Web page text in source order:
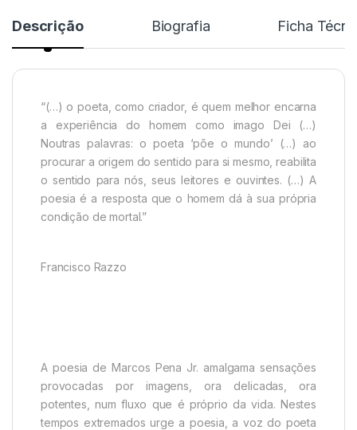
Descrição Biografia Ficha
“(…) o poeta, como criador, é quem melhor encarna
a experiência do homem como imago Dei (…)
Noutras palavras: o poeta ‘põe o mundo’ (…) ao
procurar a origem do sentido para si mesmo, reabilita
o sentido para nós, seus leitores e ouvintes. (…) A
poesia é a resposta que o homem dá à sua própria
condição de mortal.”
Francisco Razzo
A poesia de Marcos Pena Jr. amalgama sensações
provocadas por imagens, ora delicadas, ora
potentes, num fluxo que é próprio da vida. Nestes
tempos extremados urge a poesia, a voz do poeta